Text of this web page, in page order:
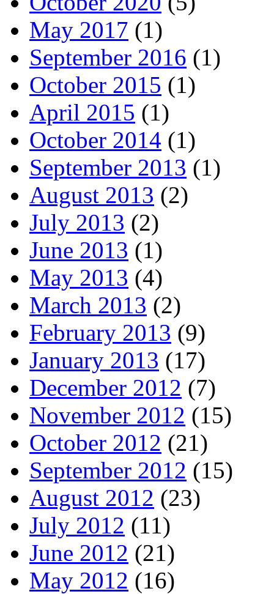
May 2017 (1)
September 2016 (1)
October 2015 (1)
April 2015 (1)
October 2014 (1)
September 2013 (1)
August 2013 (2)
July 2013 (2)
June 2013 (1)
May 2013 (4)
March 2013 (2)
February 2013 (9)
January 2013 (17)
December 2012 (7)
November 2012 (15)
October 2012 (21)
September 2012 (15)
August 2012 (23)
July 2012 (11)
June 2012 (21)
May 2012 (16)